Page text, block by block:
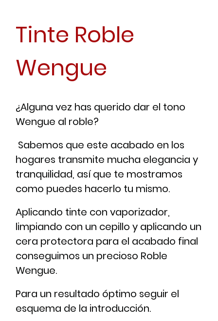
Tinte Roble
Wengue
¿Alguna vez has querido dar el tono
Wengue al roble?
Sabemos que este acabado en los
hogares transmite mucha elegancia y
tranquilidad, así que te mostramos
como puedes hacerlo tu mismo.
Aplicando tinte con vaporizador,
limpiando con un cepillo y aplicando un
cera protectora para el acabado final
conseguimos un precioso Roble
Wengue.
Para un resultado óptimo seguir el
esquema de la introducción.